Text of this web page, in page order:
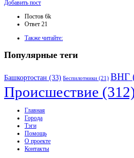
Боковая
Добавить пост
Статистика
Постов 6k
Ответ 21
Также читайте:
Популярные теги
Башкортостан (33) Беспилотники (21) ВНГ
Происшествие
Исследовать
Главная
Города
Тэги
Помощь
О проекте
Контакты